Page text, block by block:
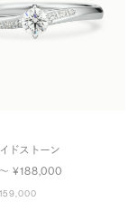
ドストーン
¥188,000